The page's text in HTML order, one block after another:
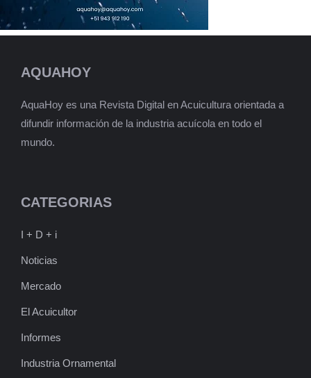
AQUAHOY
AquaHoy es una Revista Digital en Acuicultura orientada a
difundir información de la industria acuícola en todo el
mundo.
CATEGORIAS
I + D + i
Noticias
Mercado
El Acuicultor
Informes
Industria Ornamental